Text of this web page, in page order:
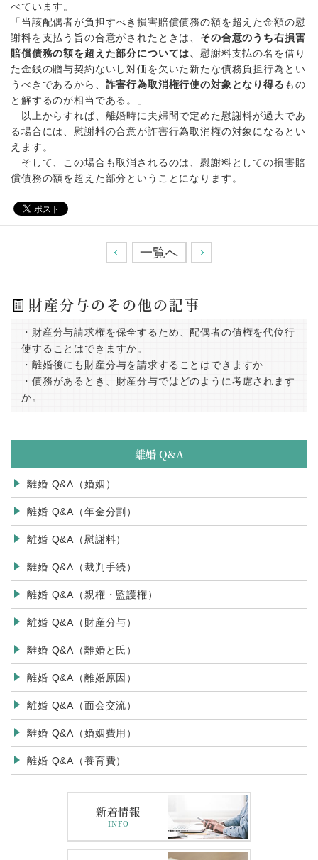
べています。
「当該配偶者が負担すべき損害賠償債務の額を超えた金額の慰
謝料を支払う旨の合意がされたときは、 その合意のうち右損害
賠償債務の額を超えた部分については、慰謝料支払の名を借り
た金銭の贈与契約ないし対価を欠いた新たな債務負担行為とい
うべきであるから、 詐害行為取消権行使の対象となり得る もの
と解するのが相当である。」
以上からすれば、離婚時に夫婦間で定めた慰謝料が過大であ
る場合には、慰謝料の合意が詐害行為取消権の対象になるとい
えます。
そして、この場合も取消されるのは、慰謝料としての損害賠
償債務の額を超えた部分ということになります。
<一覧へ
財産分与のその他の記事
・財産分与請求権を保全するため、配偶者の債権を代位行
使することはできますか。
・離婚後にも財産分与を請求することはできますか
・債務があるとき、財産分与ではどのように考慮されます
か。
離婚 Q&A
離婚 Q&A（婚姻）
離婚 Q&A（年金分割）
離婚 Q&A（慰謝料）
離婚 Q&A（裁判手続）
離婚 Q&A（親権・監護権）
離婚 Q&A（財産分与）
離婚 Q&A（離婚と氏）
離婚 Q&A（離婚原因）
離婚 Q&A（面会交流）
離婚 Q&A（婚姻費用）
離婚 Q&A（養育費）
新着情報
INFO